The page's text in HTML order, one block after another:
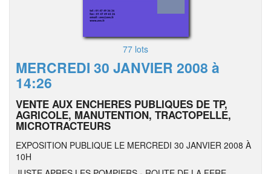
77 lots
MERCREDI 30 JANVIER 2008 à
14:26
VENTE AUX ENCHERES PUBLIQUES DE TP,
AGRICOLE, MANUTENTION, TRACTOPELLE,
MICROTRACTEURS
EXPOSITION PUBLIQUE LE MERCREDI 30 JANVIER 2008 À
10H